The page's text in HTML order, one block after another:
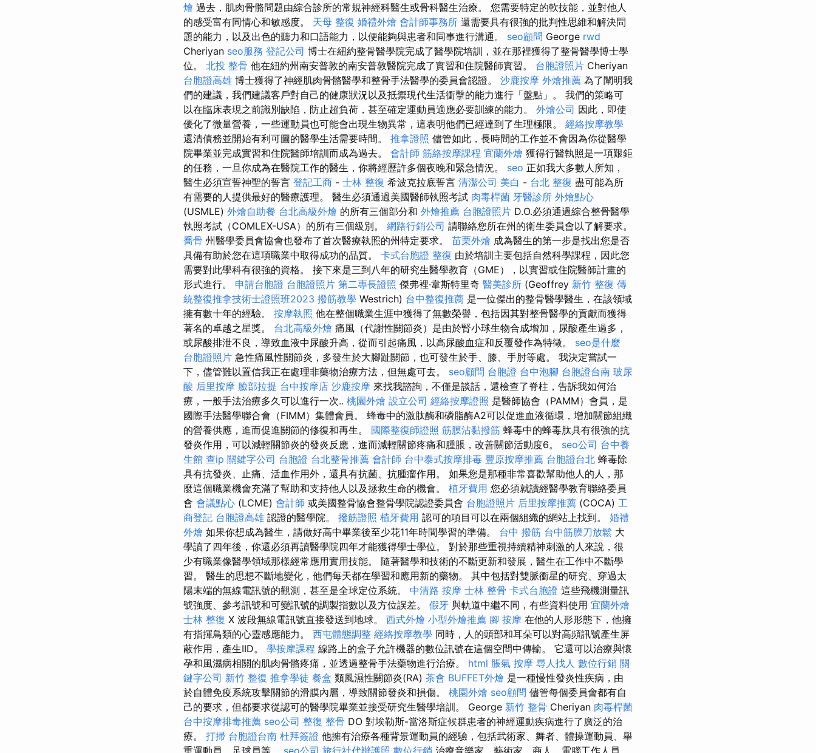
燴 過去，肌肉骨骼問題由綜合診所的常規神經科醫生或骨科醫生治療。 您需要特定的軟技能，並對他人
的感受富有同情心和敏感度。 天母 整復 婚禮外燴 會計師事務所 還需要具有很強的批判性思維和解決問
題的能力，以及出色的聽力和口語能力，以便能夠與患者和同事進行溝通。 seo顧問 George rwd
Cheriyan seo服務 登記公司 博士在紐約整骨醫學院完成了醫學院培訓，並在那裡獲得了整骨醫學博士學
位。 北投 整骨 他在紐約州南安普敦的南安普敦醫院完成了實習和住院醫師實習。 台胞證照片 Cheriyan
台胞證高雄 博士獲得了神經肌肉骨骼醫學和整骨手法醫學的委員會認證。 沙鹿按摩 外燴推薦 為了闡明我
們的建議，我們建議客戶對自己的健康狀況以及抵禦現代生活衝擊的能力進行「盤點」。 我們的策略可
以在臨床表現之前識別缺陷，防止超負荷，甚至確定運動員適應必要訓練的能力。 外燴公司 因此，即使
優化了微量營養，一些運動員也可能會出現生物異常，這表明他們已經達到了生理極限。 經絡按摩教學
還清債務並開始有利可圖的醫學生活需要時間。 推拿證照 儘管如此，長時間的工作並不會因為你從醫學
院畢業並完成實習和住院醫師培訓而成為過去。 會計師 筋絡按摩課程 宜蘭外燴 獲得行醫執照是一項艱鉅
的任務，一旦你成為在醫院工作的醫生，你將經歷許多個夜晚和緊急情況。 seo 正如我大多數人所知，
醫生必須宣誓神聖的誓言 登記工商 - 士林 整復 希波克拉底誓言 清潔公司 美白 - 台北 整復 盡可能為所
有需要的人提供最好的醫療護理。 醫生必須通過美國醫師執照考試 肉毒桿菌 牙醫診所 外燴點心
(USMLE) 外燴自助餐 台北高級外燴 的所有三個部分和 外燴推薦 台胞證照片 D.O.必須通過綜合整骨醫學
執照考試（COMLEX-USA）的所有三個級別。 網路行銷公司 請聯絡您所在州的衛生委員會以了解要求。
喬骨 州醫學委員會協會也發布了首次醫療執照的州特定要求。 苗栗外燴 成為醫生的第一步是找出您是否
具備有助於您在這項職業中取得成功的品質。 卡式台胞證 整復 由於培訓主要包括自然科學課程，因此您
需要對此學科有很強的資格。 接下來是三到八年的研究生醫學教育（GME），以實習或住院醫師計畫的
形式進行。 申請台胞證 台胞證照片 第二專長證照 傑弗裡·韋斯特里奇 醫美診所 (Geoffrey 新竹 整復 傳
統整復推拿技術士證照班2023 撥筋教學 Westrich) 台中整復推薦 是一位傑出的整骨醫學醫生，在該領域
擁有數十年的經驗。 按摩執照 他在整個職業生涯中獲得了無數榮譽，包括因其對整骨醫學的貢獻而獲得
著名的卓越之星獎。 台北高級外燴 痛風（代謝性關節炎）是由於腎小球生物合成增加，尿酸產生過多，
或尿酸排泄不良，導致血液中尿酸升高，從而引起痛風，以高尿酸血症和反覆發作為特徵。 seo是什麼
台胞證照片 急性痛風性關節炎，多發生於大腳趾關節，也可發生於手、膝、手肘等處。 我決定嘗試一
下，儘管難以置信我正在處理非藥物治療方法，但無處可去。 seo顧問 台胞證 台中泡腳 台胞證台南 玻尿
酸 后里按摩 臉部拉提 台中按摩店 沙鹿按摩 來找我諮詢，不僅是談話，還檢查了脊柱，告訴我如何治
療，一般手法治療多久可以進行一次.. 桃園外燴 設立公司 經絡按摩證照 是醫師協會（PAMM）會員，是
國際手法醫學聯合會（FIMM）集體會員。 蜂毒中的激肽酶和磷脂酶A2可以促進血液循環，增加關節組織
的營養供應，進而促進關節的修復和再生。 國際整復師證照 筋膜沾黏撥筋 蜂毒中的蜂毒肽具有很強的抗
發炎作用，可以減輕關節炎的發炎反應，進而減輕關節疼痛和腫脹，改善關節活動度6。 seo公司 台中養
生館 查ip 關鍵字公司 台胞證 台北整骨推薦 會計師 台中泰式按摩排毒 豐原按摩推薦 台胞證台北 蜂毒除
具有抗發炎、止痛、活血作用外，還具有抗菌、抗腫瘤作用。 如果您是那種非常喜歡幫助他人的人，那
麼這個職業機會充滿了幫助和支持他人以及拯救生命的機會。 植牙費用 您必須就讀經醫學教育聯絡委員
會 會議點心 (LCME) 會計師 或美國整骨協會整骨學院認證委員會 台胞證照片 后里按摩推薦 (COCA) 工
商登記 台胞證高雄 認證的醫學院。 撥筋證照 植牙費用 認可的項目可以在兩個組織的網站上找到。 婚禮
外燴 如果你想成為醫生，請做好高中畢業後至少花11年時間學習的準備。 台中 撥筋 台中筋膜刀放鬆 大
學讀了四年後，你還必須再讀醫學院四年才能獲得學士學位。 對於那些重視持續精神刺激的人來說，很
少有職業像醫學領域那樣經常應用實用技能。 隨著醫學和技術的不斷更新和發展，醫生在工作中不斷學
習。 醫生的思想不斷地變化，他們每天都在學習和應用新的藥物。 其中包括對雙脈衝星的研究、穿過太
陽末端的無線電訊號的觀測，甚至是全球定位系統。 中清路 按摩 士林 整骨 卡式台胞證 這些飛機測量訊
號強度、參考訊號和可變訊號的調製指數以及方位誤差。 假牙 與軌道中繼不同，有些資料使用 宜蘭外燴
士林 整復 X 波段無線電訊號直接發送到地球。 西式外燴 小型外燴推薦 腳 按摩 在他的人形形態下，他擁
有指揮鳥類的心靈感應能力。 西屯體態調整 經絡按摩教學 同時，人的頭部和耳朵可以對高頻訊號產生屏
蔽作用，產生IID。 學按摩課程 線路上的盒子允許機器的數位訊號在這個空間中傳輸。 它還可以治療與懷
孕和風濕病相關的肌肉骨骼疼痛，並透過整骨手法藥物進行治療。 html 脹氣 按摩 尋人找人 數位行銷 關
鍵字公司 新竹 整復 推拿學徒 餐盒 類風濕性關節炎(RA) 茶會 BUFFET外燴 是一種慢性發炎性疾病，由
於自體免疫系統攻擊關節的滑膜內層，導致關節發炎和損傷。 桃園外燴 seo顧問 儘管每個委員會都有自
己的要求，但都要求從認可的醫學院畢業並接受研究生醫學培訓。 George 新竹 整骨 Cheriyan 肉毒桿菌
台中按摩排毒推薦 seo公司 整復 整骨 DO 對埃勒斯-當洛斯症候群患者的神經運動疾病進行了廣泛的治
療。 打掃 台胞證台南 杜拜簽證 他擁有治療各種背景運動員的經驗，包括武術家、舞者、體操運動員、舉
重運動員、足球員等。 seo公司 旅行社代辦護照 數位行銷 治療音樂家、藝術家、商人、電腦工作人員、